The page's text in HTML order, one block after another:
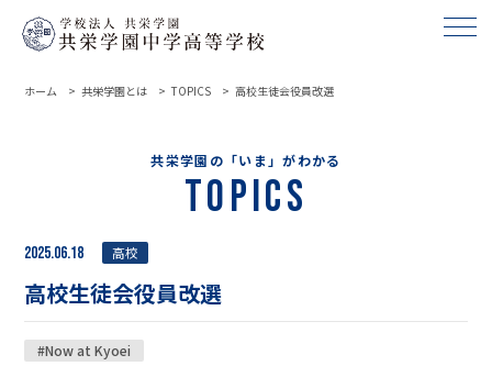
ホーム 共栄学園とは TOPICS 高校生徒会役員改選
共栄学園の「いま」がわかる
Topics
2025.06.18 高校
高校生徒会役員改選
#Now at Kyoei